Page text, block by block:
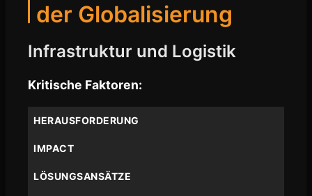
der Globalisierung
Infrastruktur und Logistik
Kritische Faktoren:
HERAUSFORDERUNG
IMPACT
LÖSUNGSANSÄTZE